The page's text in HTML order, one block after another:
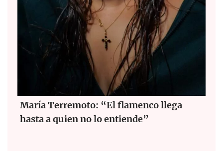
María Terremoto: “El flamenco llega
hasta a quien no lo entiende”